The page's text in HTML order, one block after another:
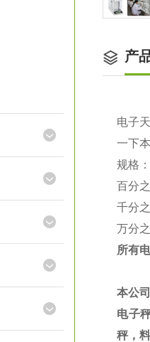
产
电子
一下
规格
百分
千分
万分
所有
本公
电子
秤，